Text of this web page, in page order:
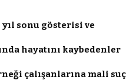
sonu gösterisi ve
hayatını kaybedenler
çalışanlarına mali suç